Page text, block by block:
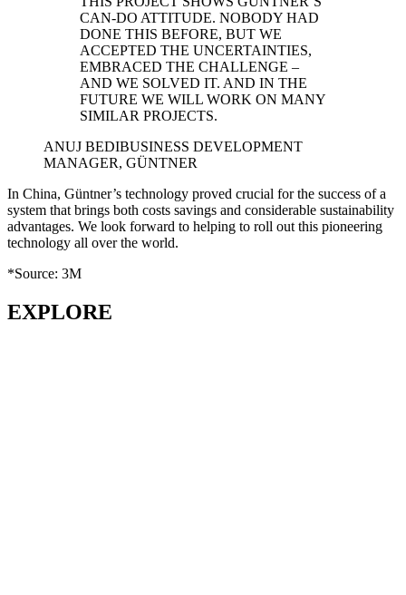
CAN-DO ATTITUDE. NOBODY HAD
DONE THIS BEFORE, BUT WE
ACCEPTED THE UNCERTAINTIES,
EMBRACED THE CHALLENGE –
AND WE SOLVED IT. AND IN THE
FUTURE WE WILL WORK ON MANY
SIMILAR PROJECTS.
ANUJ BEDIBUSINESS DEVELOPMENT
MANAGER, GÜNTNER
In China, Güntner’s technology proved crucial for the success of a
system that brings both costs savings and considerable sustainability
advantages. We look forward to helping to roll out this pioneering
technology all over the world.
*Source: 3M
EXPLORE